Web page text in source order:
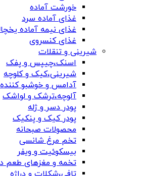
خورشت آماده
غذای آماده سرد
غذای نیمه آماده
غذای کنسروی
شیرینی و تنقلات
اسنک،چیپس و پفک
شیرینی،کیک و کلوچه
آدامس و خوشبو
آلوچه،ترشک و لواشک
پودر دسر و ژله
پودر کیک و پنکیک
محصولات صبحانه
تخم مرغ شانسی
بیسکوئیت و ویفر
تخمه و مغزهای طعم